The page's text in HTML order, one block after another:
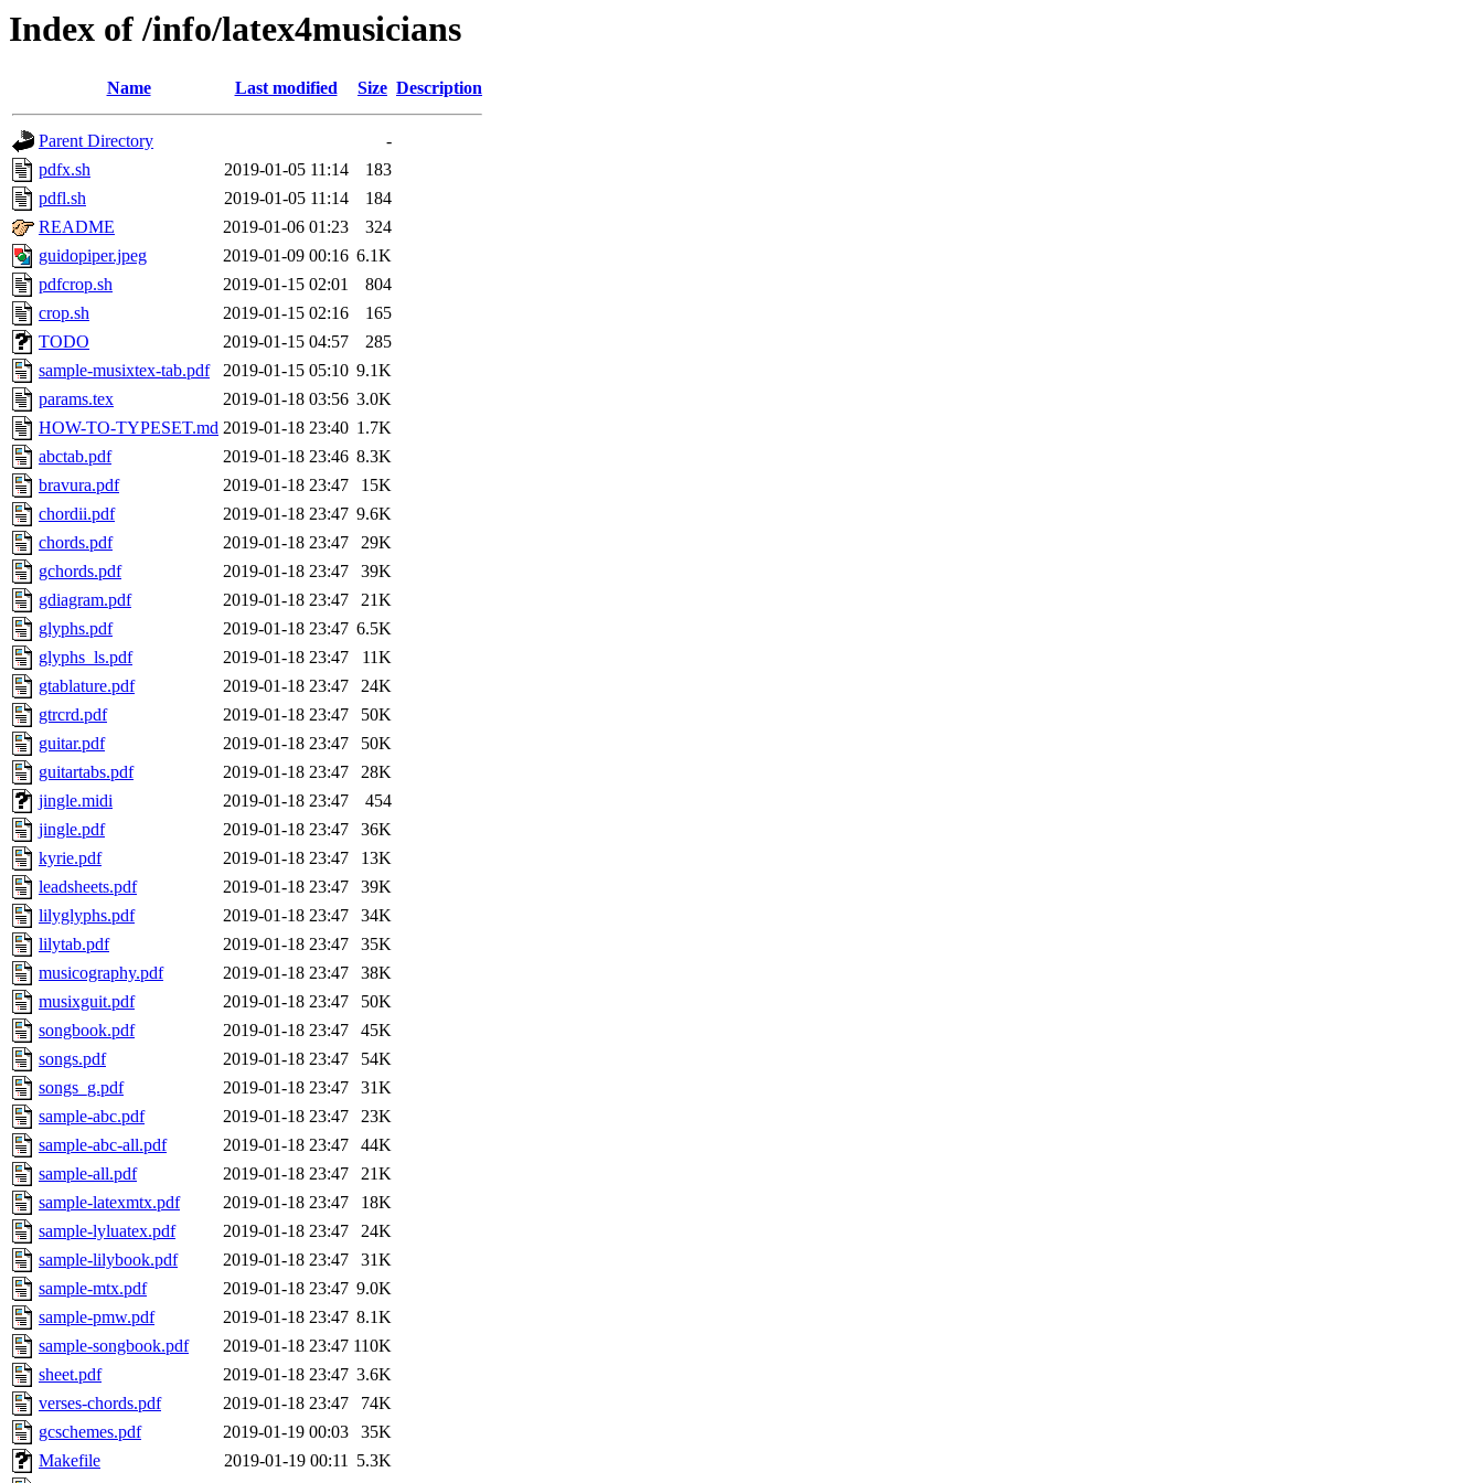
Index of /info/latex4musicians
Name Last modified Size Description
Parent Directory
-
pdfx.sh
2019-01-05 11:14
183
pdfl.sh
2019-01-05 11:14
184
README
2019-01-06 01:23
324
guidopiper.jpeg
2019-01-09 00:16 6.1K
pdfcrop.sh
2019-01-15 02:01
804
crop.sh
2019-01-15 02:16
165
TODO
2019-01-15 04:57
285
sample-musixtex-tab.pdf
2019-01-15 05:10 9.1K
params.tex
2019-01-18 03:56 3.0K
HOW-TO-TYPESET.md 2019-01-18 23:40 1.7K
abctab.pdf
2019-01-18 23:46 8.3K
bravura.pdf
2019-01-18 23:47
15K
chordii.pdf
2019-01-18 23:47 9.6K
chords.pdf
2019-01-18 23:47
29K
gchords.pdf
2019-01-18 23:47
39K
gdiagram.pdf
2019-01-18 23:47
21K
glyphs.pdf
2019-01-18 23:47 6.5K
glyphs_ls.pdf
2019-01-18 23:47
11K
gtablature.pdf
2019-01-18 23:47
24K
gtrcrd.pdf
2019-01-18 23:47
50K
guitar.pdf
2019-01-18 23:47
50K
guitartabs.pdf
2019-01-18 23:47
28K
jingle.midi
2019-01-18 23:47
454
jingle.pdf
2019-01-18 23:47
36K
kyrie.pdf
2019-01-18 23:47
13K
leadsheets.pdf
2019-01-18 23:47
39K
lilyglyphs.pdf
2019-01-18 23:47
34K
lilytab.pdf
2019-01-18 23:47
35K
musicography.pdf
2019-01-18 23:47
38K
musixguit.pdf
2019-01-18 23:47
50K
songbook.pdf
2019-01-18 23:47
45K
songs.pdf
2019-01-18 23:47
54K
songs_g.pdf
2019-01-18 23:47
31K
sample-abc.pdf
2019-01-18 23:47
23K
sample-abc-all.pdf
2019-01-18 23:47
44K
sample-all.pdf
2019-01-18 23:47
21K
sample-latexmtx.pdf
2019-01-18 23:47
18K
sample-lyluatex.pdf
2019-01-18 23:47
24K
sample-lilybook.pdf
2019-01-18 23:47
31K
sample-mtx.pdf
2019-01-18 23:47 9.0K
sample-pmw.pdf
2019-01-18 23:47 8.1K
sample-songbook.pdf
2019-01-18 23:47 110K
sheet.pdf
2019-01-18 23:47 3.6K
verses-chords.pdf
2019-01-18 23:47
74K
gcschemes.pdf
2019-01-19 00:03
35K
Makefile
2019-01-19 00:11 5.3K